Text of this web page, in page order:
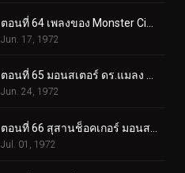
Jun. 17, 1972
ตอนที่ 65 มอนสเตอร์ ดร.แมลง และโรงเรียนช็อคเกอร์
Jun. 24, 1972
Jul. 01, 1972